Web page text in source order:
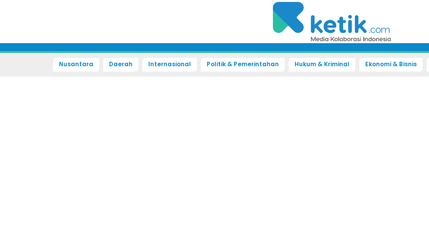
Nusantara Daerah Internasional Politik & Pemerintahan Hukum & Kriminal Ekonomi & Bisnis